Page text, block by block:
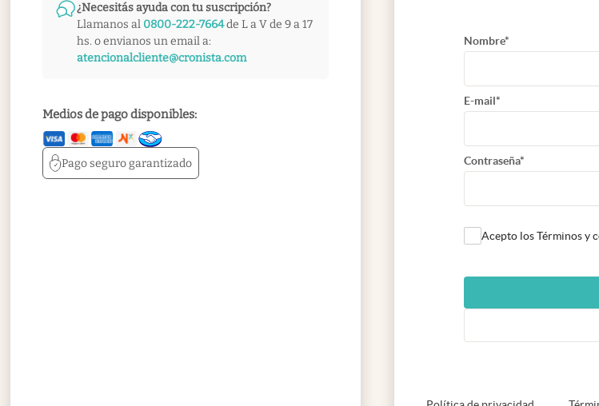
¿Necesitás ayuda con tu suscripción?
Llamanos al 0800-222-7664de L a V de 9 a 17
hs. o envianos un email a:
atencionalcliente@cronista.com
Medios de pago disponibles:
Pago segurogarantizado
Nombre*
E-mail*
Contraseña*
Acepto los Términos y